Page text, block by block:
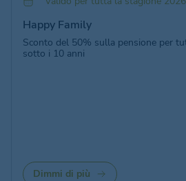
Happy Family
Sconto del 50% sulla pensione per
sotto i 10 anni
Dimmi di più